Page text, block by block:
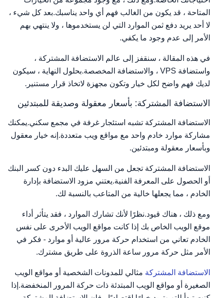
المتاحة ، قد يكون من الغالب فهم أي واحد يناسبك.بعد كل شيء ،
لا أحد يريد دفع ثمن الموارد التي لن يستخدموها ، ولا ينتهي بهم
الأمر إلى عدم وجود ما يكفي.
في هذه المقالة ، سنقفز إلى عالم الاستضافة المشتركة ،
واستضافة VPS ، والاستضافة المخصصة.بحلول النهاية ، سيكون
لديك فهم واضح لكل خيار وتكون مجهزة لاتخاذ قرار مستنير.
الاستضافة المشتركة: بأسعار معقولة وصديقة للمبتدئين
الاستضافة المشتركة تشبه استئجار غرفة في مجمع سكني.يمكنك
مشاركة موارد خادم واحد مع مواقع ويب متعددة.إنه خيار معقول
وبأسعار معقولة ومبتدئين.
الاستضافة المشتركة تجعل من السهل عليك البدء دون كسر البنك
أو الحصول على المعرفة الفنية.يعتني مزود الاستضافة بإدارة
الخادم ، مما يجعلها خالية من المتاعب بالنسبة لك.
ومع ذلك ، هناك قيود.نظرًا لأنك تشارك الموارد ، فقد يتأثر أداء
موقع الويب الخاص بك إذا كانت مواقع الويب الأخرى على نفس
الخادم تعاني من استخدام حركة مرور عالية أو موارد - فكر في
الأمر مثل حركة مرور ساعة الذروة على طريق مشترك.
الاستضافة المشتركة مثالي للمدونات الشخصية أو مواقع الويب
الصغيرة أو مواقع الويب المبتدئة ذات حركة المرور المنخفضة.إذا